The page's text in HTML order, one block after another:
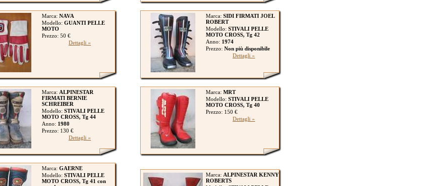
Marca: NAVA
Modello: GUANTI PELLE
MOTO
Prezzo: 50 €
Dettagli »
Marca: SIDI FIRMATI JOEL
ROBERT
Modello: STIVALI PELLE
MOTO CROSS, Tg 42
Anno: 1974
Prezzo: Non più disponibile
Dettagli »
Marca: ALPINESTAR
FIRMATI BERNIE
SCHREIBER
Modello: STIVALI PELLE
MOTO CROSS, Tg 44
Anno: 1980
Prezzo: 130 €
Dettagli »
Marca: MRT
Modello: STIVALI PELLE
MOTO CROSS, Tg 40
Prezzo: 150 €
Dettagli »
Marca: GAERNE
Modello: STIVALI PELLE
MOTO CROSS, Tg 41 con
Marca: ALPINESTAR KENNY
ROBERTS